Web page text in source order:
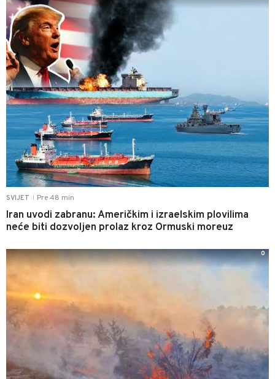
SVIJET Pre 48 min
Iran uvodi zabranu: Američkim i izraelskim plovilima
neće biti dozvoljen prolaz kroz Ormuski moreuz
0